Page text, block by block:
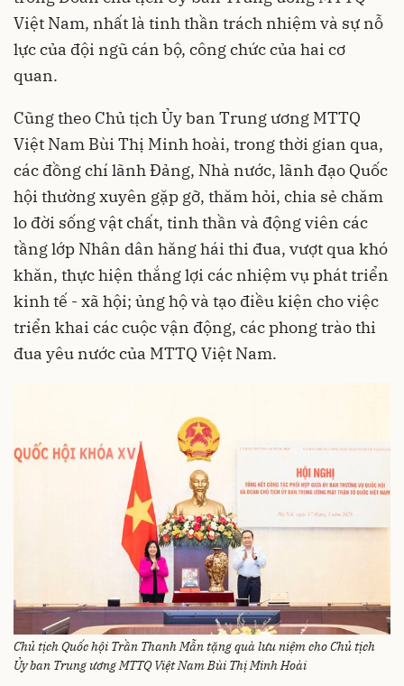
Việt Nam, nhất là tinh thần trách nhiệm và sự nỗ
lực của đội ngũ cán bộ, công chức của hai cơ
quan.
Cũng theo Chủ tịch Ủy ban Trung ương MTTQ
Việt Nam Bùi Thị Minh hoài, trong thời gian qua,
các đồng chí lãnh Đảng, Nhà nước, lãnh đạo Quốc
hội thường xuyên gặp gỡ, thăm hỏi, chia sẻ chăm
lo đời sống vật chất, tinh thần và động viên các
tầng lớp Nhân dân hăng hái thi đua, vượt qua khó
khăn, thực hiện thắng lợi các nhiệm vụ phát triển
kinh tế - xã hội; ủng hộ và tạo điều kiện cho việc
triển khai các cuộc vận động, các phong trào thi
đua yêu nước của MTTQ Việt Nam.
Chủ tịch Quốc hội Trần Thanh Mẫn tặng quà lưu niệm cho Chủ tịch
Ủy ban Trung ương MTTQ Việt Nam Bùi Thị Minh Hoài